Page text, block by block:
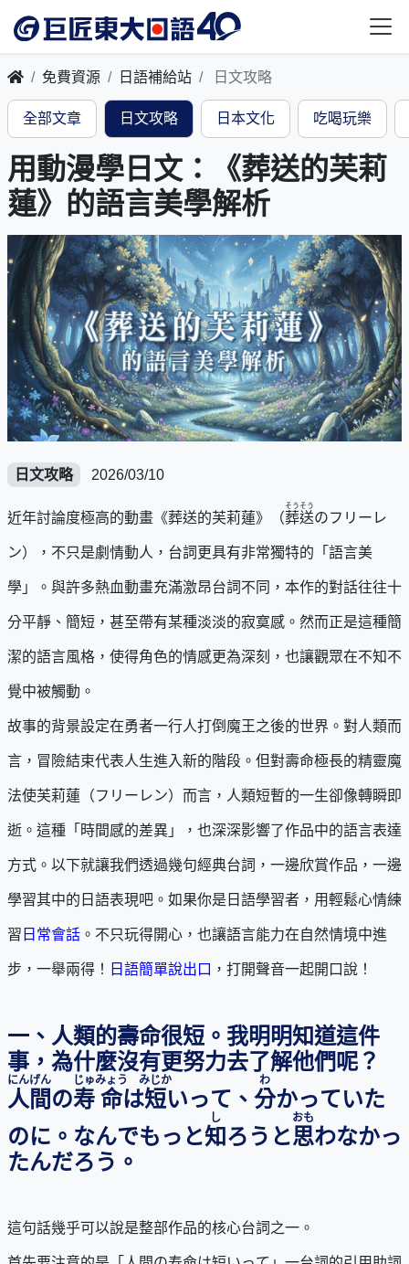
免費資源 日語補給站 日文攻略
全部文章 日文攻略 日本文化 吃喝玩樂
用動漫學日文：《葬送的芙莉
蓮》的語言美學解析
日文攻略 2026/03/10
近年討論度極高的動畫《葬送的芙莉蓮》（葬送
そうそう
のフリーレ
ン），不只是劇情動人，台詞更具有非常獨特的「語言美
學」。與許多熱血動畫充滿激昂台詞不同，本作的對話往往十
分平靜、簡短，甚至帶有某種淡淡的寂寞感。然而正是這種簡
潔的語言風格，使得角色的情感更為深刻，也讓觀眾在不知不
覺中被觸動。
故事的背景設定在勇者一行人打倒魔王之後的世界。對人類而
言，冒險結束代表人生進入新的階段。但對壽命極長的精靈魔
法使芙莉蓮（フリーレン）而言，人類短暫的一生卻像轉瞬即
逝。這種「時間感的差異」，也深深影響了作品中的語言表達
方式。以下就讓我們透過幾句經典台詞，一邊欣賞作品，一邊
學習其中的日語表現吧。如果你是日語學習者，用輕鬆心情練
習 日常會話 。不只玩得開心，也讓語言能力在自然情境中進
步，一舉兩得！ 日語簡單說出口 ，打開聲音一起開口說！
一、人類的壽命很短。我明明知道這件
事，為什麼沒有更努力去了解他們呢？
人間
にんげん
の寿
じゅ
命
みょう
は短
みじか
いって、 分
わ
かっていた
のに。なんでもっと知
し
ろうと思
おも
わなかっ
たんだろう。
這句話幾乎可以說是整部作品的核心台詞之一。